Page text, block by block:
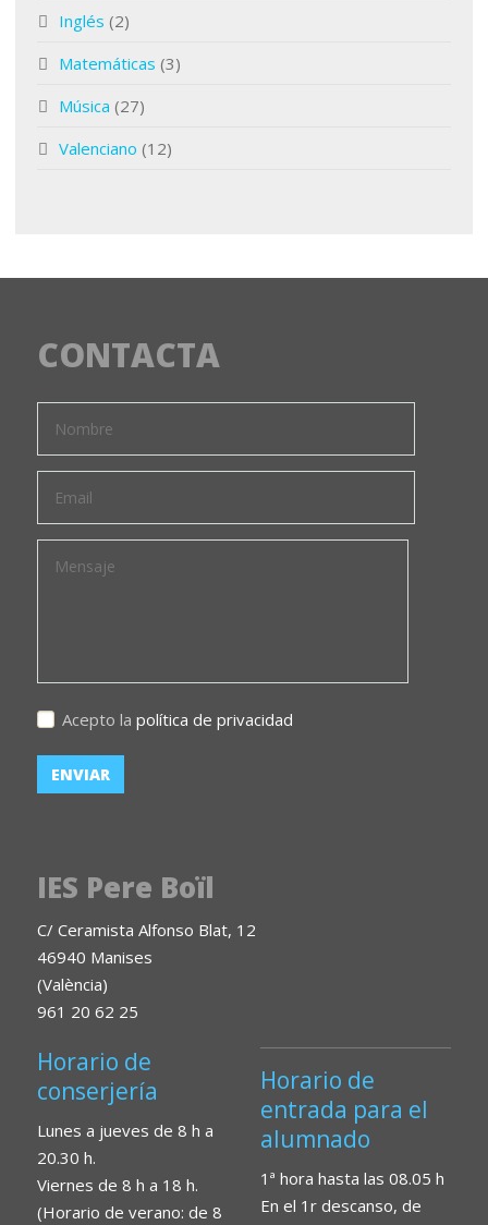
Inglés (2)
Matemáticas (3)
Música (27)
Valenciano (12)
CONTACTA
Acepto la política de privacidad
IES Pere Boïl
C/ Ceramista Alfonso Blat, 12
46940 Manises
(València)
961 20 62 25
Horario de
conserjería
Lunes a jueves de 8 h a
20.30 h.
Viernes de 8 h a 18 h.
(Horario de verano: de 8
Horario de
entrada para el
alumnado
1ª hora hasta las 08.05 h
En el 1r descanso, de